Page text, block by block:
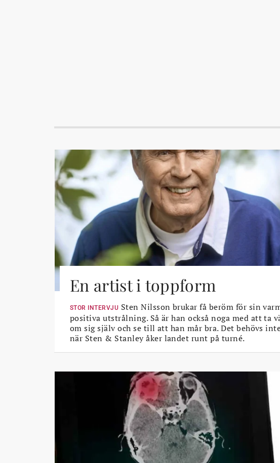
En artist i toppform
STOR INTERVJU Sten Nilsson brukar få beröm för sin
positiva utstrålning. Så är han också noga med att ta
om sig själv och se till att han mår bra. Det behövs
när Sten & Stanley åker landet runt på turné.